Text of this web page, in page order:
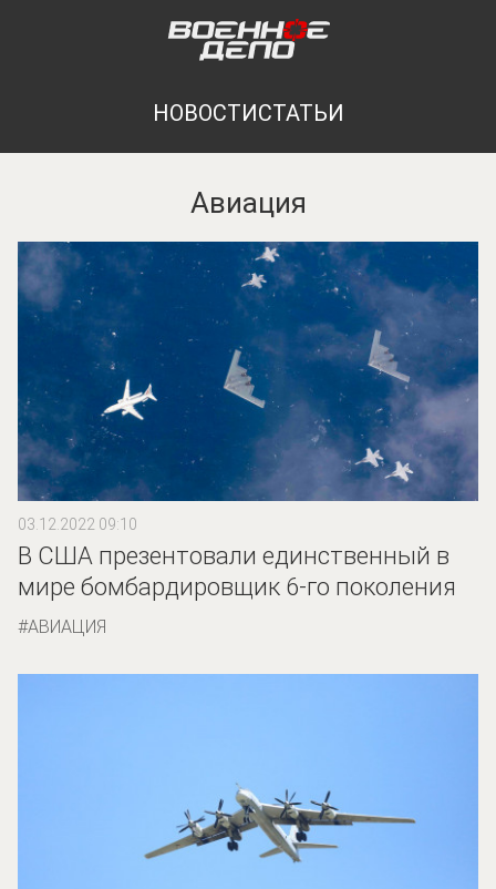
НОВОСТИСТАТЬИ
Авиация
03.12.2022 09:10
В США презентовали единственный в
мире бомбардировщик 6-го поколения
АВИАЦИЯ